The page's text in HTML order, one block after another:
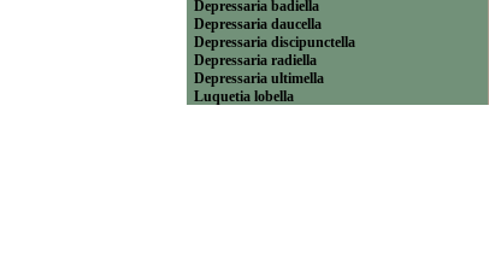
Depressaria badiella
Depressaria daucella
Depressaria discipunctella
Depressaria radiella
Depressaria ultimella
Luquetia lobella